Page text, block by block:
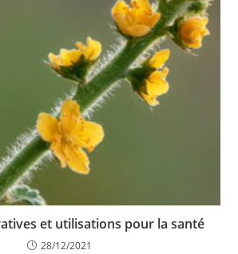
et utilisations pour la santé
28/12/2021